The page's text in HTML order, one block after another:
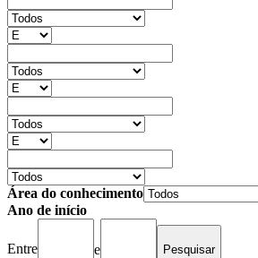
Área do conhecimento
Ano de início
Entre e